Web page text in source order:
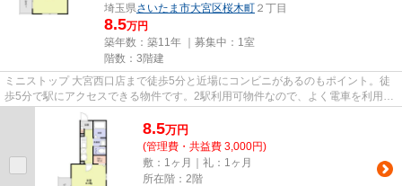
埼玉県さいたま市大宮区桜木町 ２丁目
8.5万円
築年数：築11年 ｜募集中： 1室
階数：3階建
ミニストップ 大宮西口店まで徒歩5分と近場にコンビニがあるのもポイント。徒
歩5分で駅にアクセスできる物件です。2駅利用可物件なので、よく電車を利用す
る方にピッタリですね。こち...
8.5万円
(管理費・共益費 3,000円)
敷：1ヶ月｜礼：1ヶ月
所在階：2階